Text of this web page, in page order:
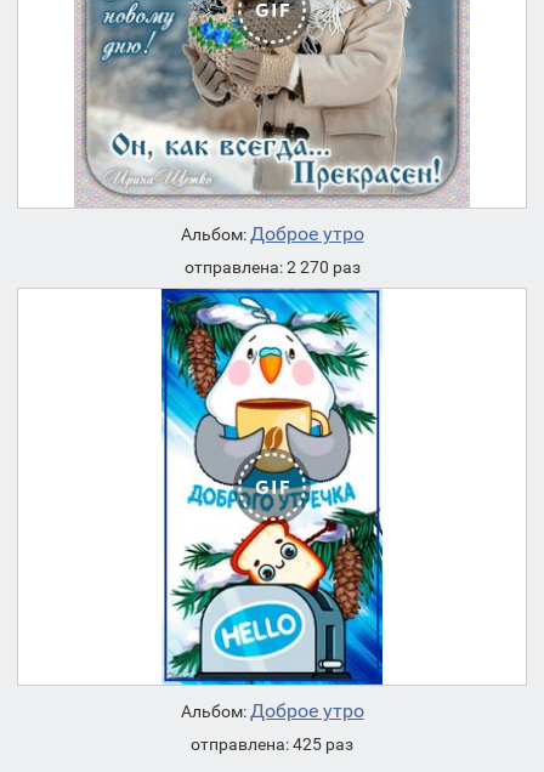
Альбом:Доброе утро
отправлена: 2 270 раз
Альбом:Доброе утро
отправлена: 425 раз